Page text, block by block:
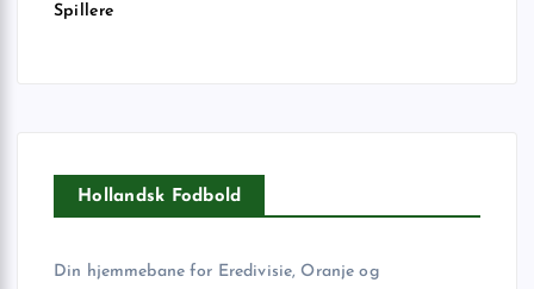
Spillere
Hollandsk Fodbold
Din hjemmebane for Eredivisie, Oranje og